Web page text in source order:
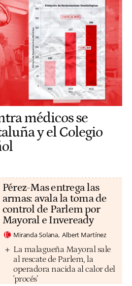
médicos se
y el Colegio
Pérez-Mas entrega las
armas: avala la toma de
control de Parlem por
Mayoral e Inveready
Miranda Solana Albert Martínez
La malagueña Mayoral sale
al rescate de Parlem, la
operadora nacida al calor del
'procés'